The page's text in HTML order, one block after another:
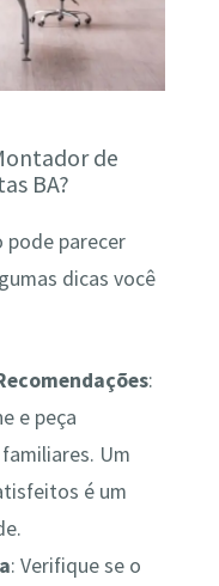
de
BA?
parecer
dicas você
:
e peça
Um
é um
: Verifique se o